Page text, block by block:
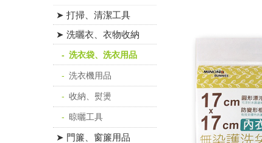
➤ 打掃、清潔工具
➤ 洗曬衣、衣物收納
洗衣袋、洗衣用品
洗衣機用品
收納、熨燙
晾曬工具
➤ 門簾、窗簾用品